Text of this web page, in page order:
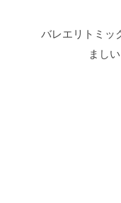
バレエリトミッ
まし